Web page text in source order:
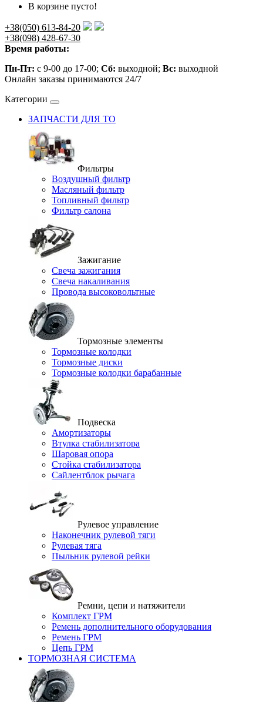
В корзине пусто!
+38(050) 613-84-20
+38(098) 428-67-30
Время работы:
Пн-Пт: с 9-00 до 17-00; Сб: выходной; Вс: выходной
Онлайн заказы принимаются 24/7
Категории
ЗАПЧАСТИ ДЛЯ ТО
Фильтры
Воздушный фильтр
Масляный фильтр
Топливный фильтр
Фильтр салона
Зажигание
Свеча зажигания
Свеча накаливания
Провода высоковольтные
Тормозные элементы
Тормозные колодки
Тормозные диски
Тормозные колодки барабанные
Подвеска
Амортизаторы
Втулка стабилизатора
Шаровая опора
Стойка стабилизатора
Сайлентблок рычага
Рулевое управление
Наконечник рулевой тяги
Рулевая тяга
Пыльник рулевой рейки
Ремни, цепи и натяжители
Комплект ГРМ
Ремень дополнительного оборудования
Ремень ГРМ
Цепь ГРМ
ТОРМОЗНАЯ СИСТЕМА